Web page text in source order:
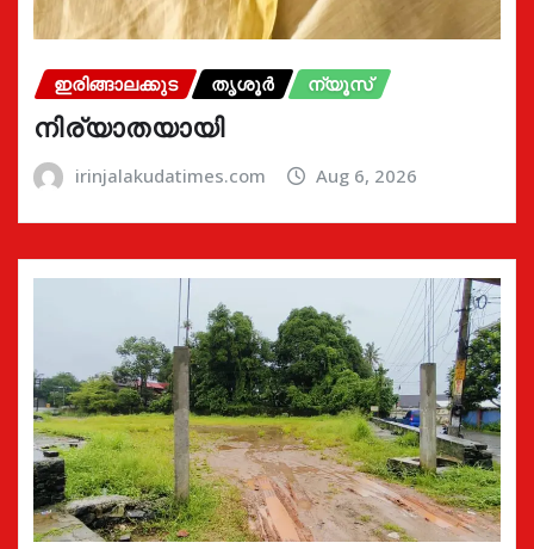
ഇരിങ്ങാലക്കുട തൃശൂർ ന്യൂസ്
നിര്യാതയായി
irinjalakudatimes.com Aug 6, 2026